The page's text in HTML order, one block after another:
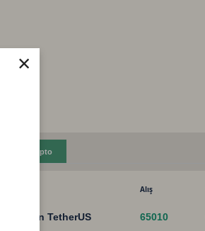
×
Kripto
Alış
Bitcoin TetherUS 65010